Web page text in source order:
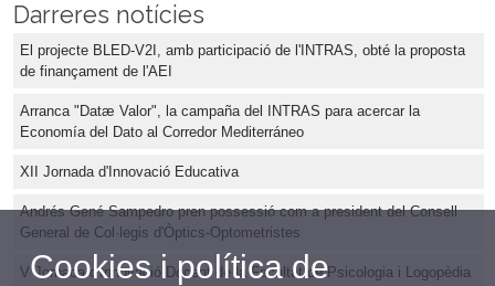
Darreres notícies
El projecte BLED-V2I, amb participació de l'INTRAS, obté la proposta
de finançament de l'AEI
Arranca "Datæ Valor", la campaña del INTRAS para acercar la
Economía del Dato al Corredor Mediterráneo
XII Jornada d'Innovació Educativa
Andrés Gené Sampedro pren possessió com a president del Consell
General de Col·legis d'Òptics-Optometristes
V Jornada d'Innovació Docent de la Facultat de Psicologia i Logopèdia
Cookies i política de